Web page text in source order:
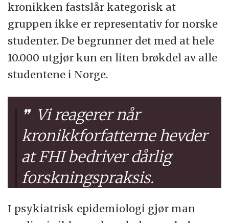
kronikken fastslår kategorisk at
gruppen ikke er representativ for norske
studenter. De begrunner det med at hele
10.000 utgjør kun en liten brøkdel av alle
studentene i Norge.
Vi reagerer når
kronikkforfatterne hevder
at FHI bedriver dårlig
forskningspraksis.
I psykiatrisk epidemiologi gjør man